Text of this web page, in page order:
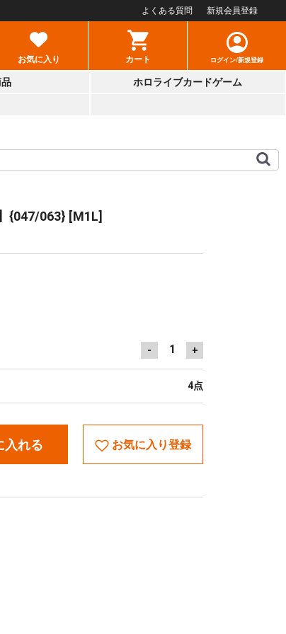
よくある質問 新規会員登録
お気に入り カート ログイン/新規登録
ホロライブカードゲーム
{047/063} [M1L]
- 1 +
4点
入れる お気に入り登録